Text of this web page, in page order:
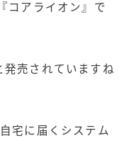
コアライオン』で
売されていますね
宅に届くシステム